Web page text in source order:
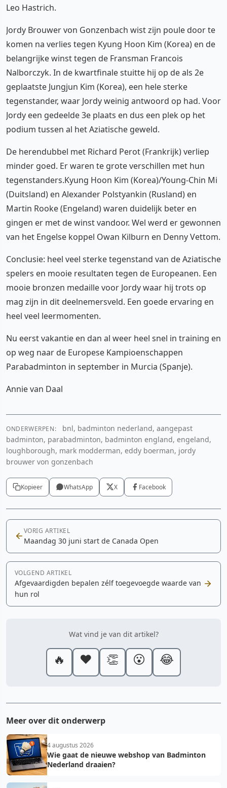
Leo Hastrich.
Jordy Brouwer von Gonzenbach wist zijn poule door te
komen na verlies tegen Kyung Hoon Kim (Korea) en de
belangrijke winst tegen de Fransman Francois
Nalborczyk. In de kwartfinale stuitte hij op de als 2e
geplaatste Jungjun Kim (Korea), een hele sterke
tegenstander, waar Jordy weinig antwoord op had. Voor
Jordy een gedeelde 3e plaats en dus een plek op het
podium tussen al het Aziatische geweld.
De herendubbel met Richard Perot (Frankrijk) verliep
minder goed. Er waren te grote verschillen met hun
tegenstanders.Kyung Hoon Kim (Korea)/Young-Chin Mi
(Duitsland) en Alexander Polstyankin (Rusland) en
Martin Rooke (Engeland) waren duidelijk beter en
gingen er met de winst vandoor. Wel werd er gewonnen
van het Engelse koppel Owan Kilburn en Denny Vettom.
Conclusie: heel veel sterke tegenstand van de Aziatische
spelers en mooie resultaten tegen de Europeanen. Een
mooie bronzen medaille voor Jordy waar hij trots op
mag zijn in dit deelnemersveld. Een goede ervaring en
heel veel leermomenten.
Nu eerst vakantie en dan al weer heel snel in training en
op weg naar de Europese Kampioenschappen
Parabadminton in september in Murcia (Spanje).
Annie van Daal
ONDERWERPEN:
bnl, badminton nederland, aangepast
badminton, parabadminton, badminton england, engeland,
loughborough, mark modderman, eddy boerman, jordy
brouwer von gonzenbach
Kopieer WhatsApp X Facebook
VORIG ARTIKEL
Maandag 30 juni start de Canada Open
VOLGEND ARTIKEL
Afgevaardigden bepalen zélf toegevoegde waarde van
hun rol
Wat vind je van dit artikel?
🔥 ❤️ 👏 😮 😂
Meer over dit onderwerp
4 augustus 2026
Wie gaat de nieuwe webshop van Badminton
Nederland draaien?